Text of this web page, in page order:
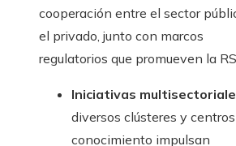
cooperación entre el sector
el privado, junto con marcos
regulatorios que promueven la
Iniciativas
diversos clústeres y
conocimiento impulsan